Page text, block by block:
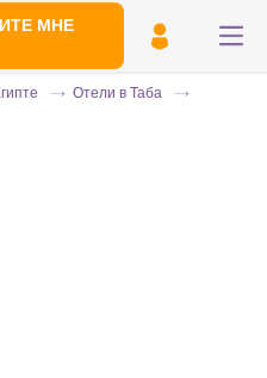
МНЕ
телефона
Отели в Таба